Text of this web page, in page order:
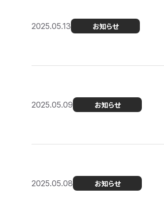
2025.05.13 お知らせ
2025.05.09 お知らせ
2025.05.08 お知らせ